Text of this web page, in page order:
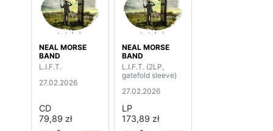
NEAL MORSE
BAND
L.I.F.T.
27.02.2026
CD
79,89 zł
NEAL MORSE
BAND
L.I.F.T. (2LP,
gatefold sleeve)
27.02.2026
LP
173,89 zł